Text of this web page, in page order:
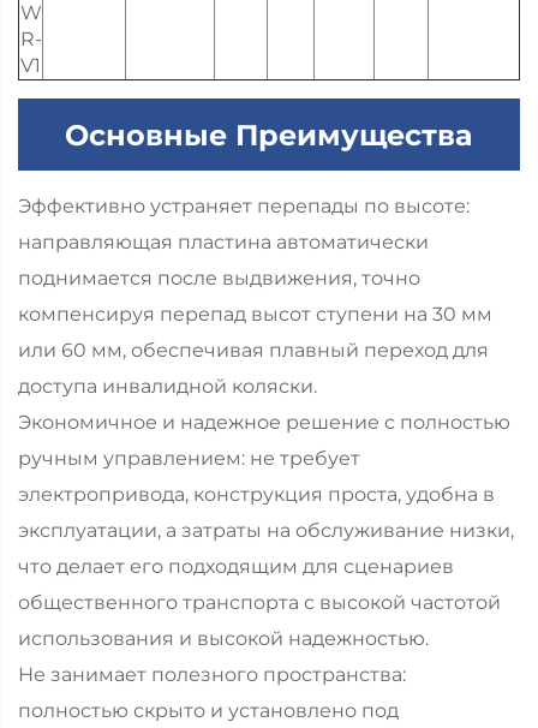
W
R-
V1
Основные Преимущества
Эффективно устраняет перепады по высоте:
направляющая пластина автоматически
поднимается после выдвижения, точно
компенсируя перепад высот ступени на 30 мм
или 60 мм, обеспечивая плавный переход для
доступа инвалидной коляски.
Экономичное и надежное решение с полностью
ручным управлением: не требует
электропривода, конструкция проста, удобна в
эксплуатации, а затраты на обслуживание низки,
что делает его подходящим для сценариев
общественного транспорта с высокой частотой
использования и высокой надежностью.
Не занимает полезного пространства:
полностью скрыто и установлено под